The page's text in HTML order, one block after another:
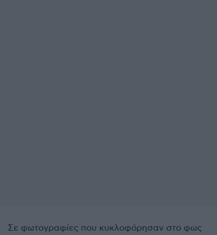
Σε φωτογραφίες που κυκλοφόρησαν στο φως